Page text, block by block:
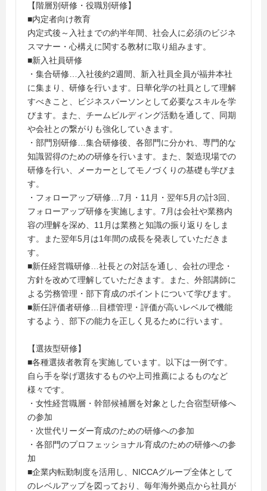
【階層別研修・役職別研修】
■内定者向け教育
内定式後～入社までの約半年間、社会人に必須のビジネ
スマナー・心構えに関する教材に取り組みます。
■新入社員研修
・集合研修…入社後約2週間、新入社員全員が福井本社
に集まり、研修を行います。日華化学の社員として理解
すべきこと、ビジネスパーソンとして必要なスキルを学
びます。また、チームビルディング活動を通して、同期
や会社との繋がりも強化していきます。
・部門別研修…集合研修後、各部門に分かれ、専門的な
知識習得のための研修を行います。また、製造現場での
研修を行い、メーカーとしてモノづくりの基礎も学びま
す。
・フォローアップ研修…7月・11月・翌年5月の計3回、
フォローアップ研修を実施します。7月は会社や業務内
容の理解を深め、11月は業務と知識の振り返りをしま
す。また翌年5月は1年間の成長を発表していただきま
す。
■新任経営職研修…社長との対話を通し、会社の理念・
方針を改めて理解していただきます。また、外部講師に
よる労務管理・部下育成のポイントについて学びます。
■新任評価者研修…目標管理・評価が高いレベルで機能
するよう、部下の能力を正しく見るために行います。
【選抜型研修】
■各種選抜者教育を実施しています。以下は一例です。
自ら手を挙げ選抜するものや上司推薦によるものなど
様々です。
・女性経営職層・幹部候補層を対象とした合宿型研修へ
の参加
・次世代リーダー育成のための研修への参加
・各部門のプロフェッショナル育成のための研修への参
加
■企業内転勤制度を活用し、NICCAグループ全体として
のレベルアップを図っており、毎年海外拠点から社員が